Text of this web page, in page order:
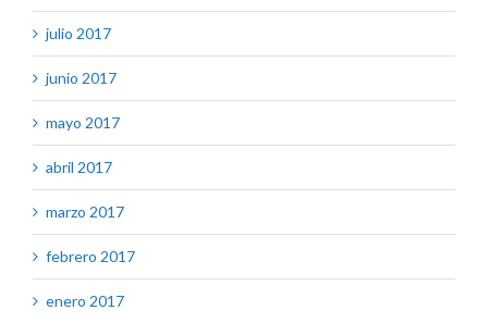
julio 2017
junio 2017
mayo 2017
abril 2017
marzo 2017
febrero 2017
enero 2017